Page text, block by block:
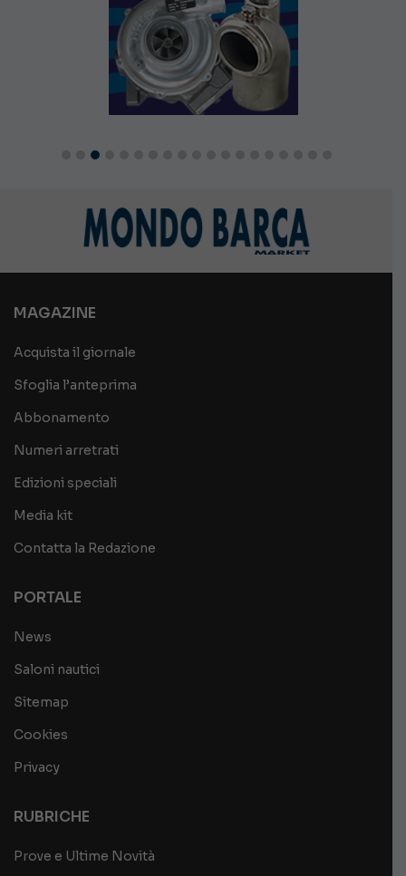
MAGAZINE
Acquista il giornale
Sfoglia l’anteprima
Abbonamento
Numeri arretrati
Edizioni speciali
Media kit
Contatta la Redazione
PORTALE
News
Saloni nautici
Sitemap
Cookies
Privacy
RUBRICHE
Prove e Ultime Novità